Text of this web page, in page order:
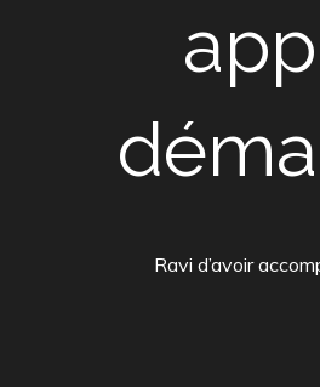
Ravi d’avoir